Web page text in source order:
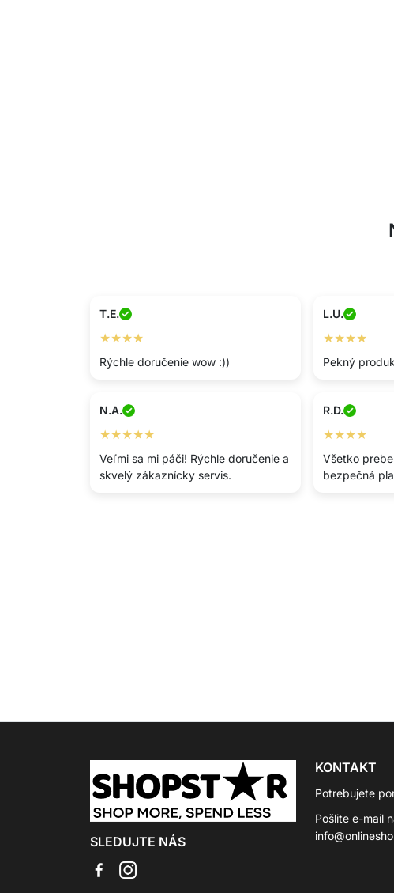
T.E.
★★★★
Rýchle doručenie wow :))
L.U.
★★★★
Pekný
N.A.
★★★★★
Veľmi sa mi páči! Rýchle doručenie a
skvelý zákaznícky servis.
R.D.
★★★★
Všetko
bezpečná
SLEDUJTE NÁS
KONTAKT
Potrebujete
Pošlite e-mail